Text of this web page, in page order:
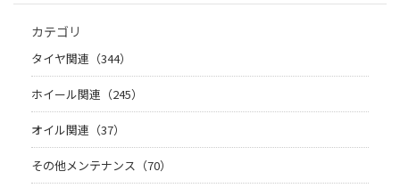
カテゴリ
タイヤ関連（344）
ホイール関連（245）
オイル関連（37）
その他メンテナンス（70）